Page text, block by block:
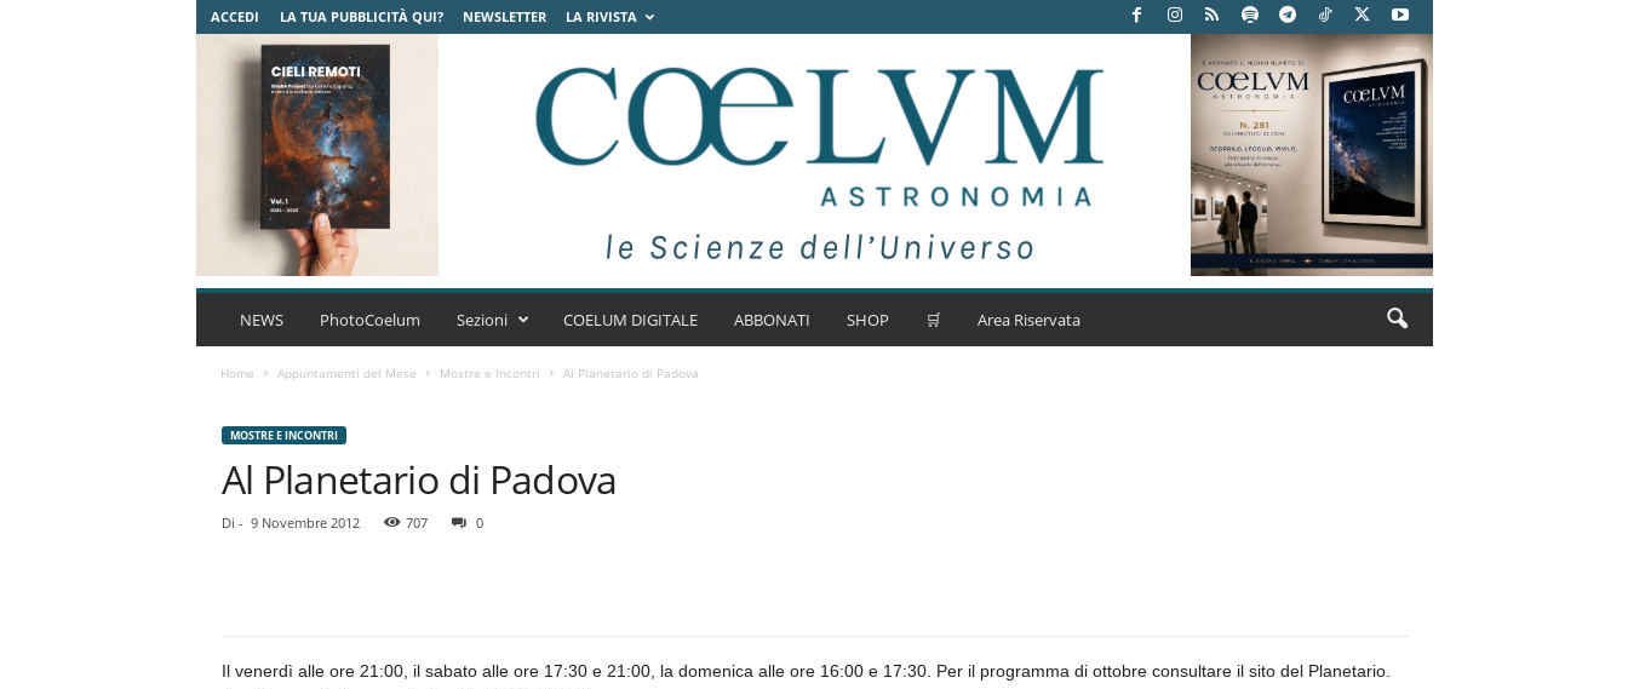
ACCEDI LA TUA PUBBLICITÀ QUI? NEWSLETTER LA RIVISTA
C
t
a
NEWS PhotoCoelum Sezioni COELUM DIGITALE ABBONATI SHOP 🛒 Area Riservata
Home Appuntamenti del Mese Mostre e Incontri Al Planetario di Padova
MOSTRE E INCONTRI
Al Planetario di Padova
Di - 9 Novembre 2012 707 0
Il venerdì alle ore 21:00, il sabato alle ore 17:30 e 21:00, la domenica alle ore 16:00 e 17:30. Per il programma di ottobre consultare il sito del Planetario.